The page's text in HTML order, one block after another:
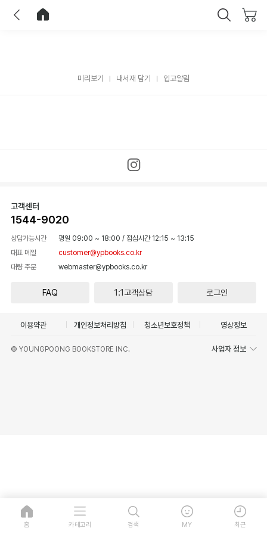
미리보기 내서재 담기 입고알림
고객센터
1544-9020
상담가능시간 평일 09:00 ~ 18:00 / 점심시간 12:15 ~ 13:15
대표 메일
customer@ypbooks.co.kr
대량 주문
webmaster@ypbooks.co.kr
FAQ 1:1고객상담 로그인
이용약관 개인정보처리방침 청소년보호정책 영상정보
© YOUNGPOONG BOOKSTORE INC. 사업자 정보
홈 카테고리 검색 MY 최근